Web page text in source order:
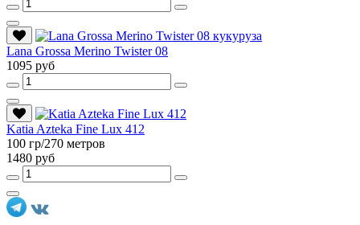
Lana Grossa Merino Twister 08
1095 руб
Katia Azteka Fine Lux 412
100 гр/270 метров
1480 руб